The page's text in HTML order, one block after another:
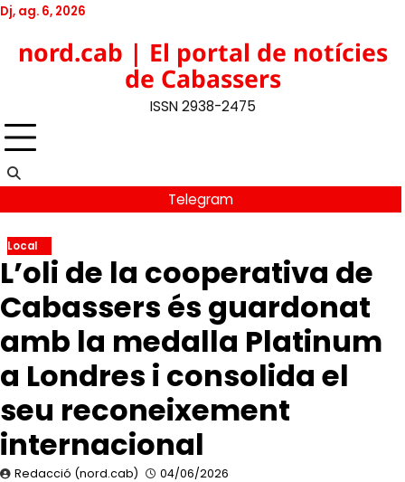
Skip
content
Dj, ag. 6, 2026
Facebook
YouTube
Instagram
nord.cab | El portal de notícies
de Cabassers
ISSN 2938-2475
Telegram
Local
L’oli de la cooperativa de
Cabassers és guardonat
amb la medalla Platinum
a Londres i consolida el
seu reconeixement
internacional
Redacció (nord.cab) 04/06/2026